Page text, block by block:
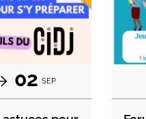
02 SEP